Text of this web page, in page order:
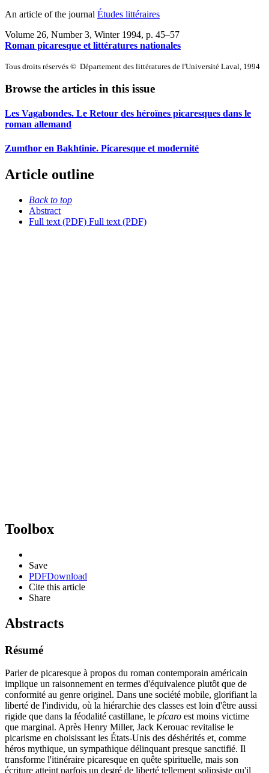
An article of the journal Études littéraires
Volume 26, Number 3, Winter 1994, p. 45–57
Roman picaresque et littératures nationales
Tous droits réservés © Département des littératures de l'Université Laval, 1994
Browse the articles in this issue
Les Vagabondes. Le Retour des héroïnes picaresques dans le
roman allemand
Zumthor en Bakhtinie. Picaresque et modernité
Article outline
Back to top
Abstract
Full text (PDF) Full text (PDF)
Toolbox
Save
PDFDownload
Cite this article
Share
Abstracts
Résumé
Parler de picaresque à propos du roman contemporain américain
implique un raisonnement en termes d'équivalence plutôt que de
conformité au genre originel. Dans une société mobile, glorifiant la
liberté de l'individu, où la hiérarchie des classes est loin d'être aussi
rigide que dans la féodalité castillane, le pícaro est moins victime
que marginal. Après Henry Miller, Jack Kerouac revitalise le
picarisme en choisissant les États-Unis des déshérités et, comme
héros mythique, un sympathique délinquant presque sanctifié. Il
transforme l'itinéraire picaresque en quête spirituelle, mais son
écriture atteint parfois un degré de liberté tellement solipsiste qu'il